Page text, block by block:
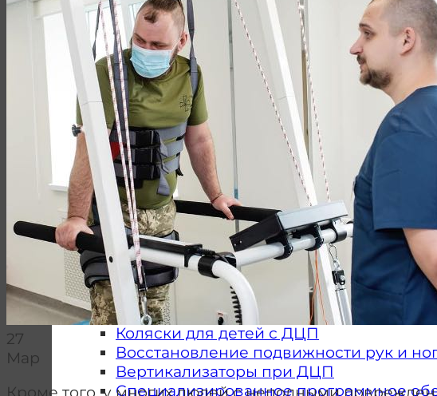
Кинезотерапия
Восстановление мелкой моторики
Вертикализация
Постинсультное восстановление рук и
Восстановление навыков ходьбы
Столы вертикализаторы
Подъемники пациента
Восстановление когнитивных
Вибротерапия
Реабилитация после травм
Активно-пассивная разработка
Активная реабилитация
Вертикализаторы
Пассивная разработка суставов
Болезнь Паркинсона
Тракция позвоночника
Реабилитация детей
Коляски для детей с ДЦП
Восстановление подвижности рук и
Вертикализаторы при ДЦП
Специализированное программное
27
Мар